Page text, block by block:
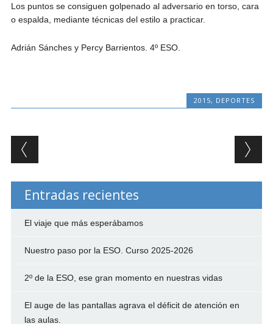
Los puntos se consiguen golpenado al adversario en torso, cara
o espalda, mediante técnicas del estilo a practicar.
Adrián Sánches y Percy Barrientos. 4º ESO.
2015, DEPORTES
Post navigation
Entradas recientes
El viaje que más esperábamos
Nuestro paso por la ESO. Curso 2025-2026
2º de la ESO, ese gran momento en nuestras vidas
El auge de las pantallas agrava el déficit de atención en
las aulas.